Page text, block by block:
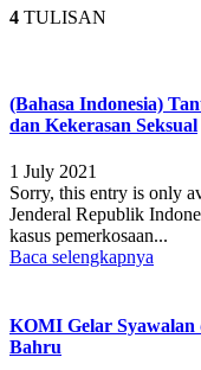
4 TULISAN
(Bahasa Indonesia)
dan Kekerasan Seksual
1 July 2021
Sorry, this entry is only
Jenderal Republik
kasus pemerkosaan...
Baca selengkapnya
KOMI Gelar
Bahru